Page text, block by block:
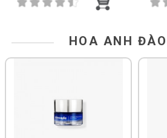
HOA ANH